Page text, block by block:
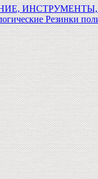
Резинки